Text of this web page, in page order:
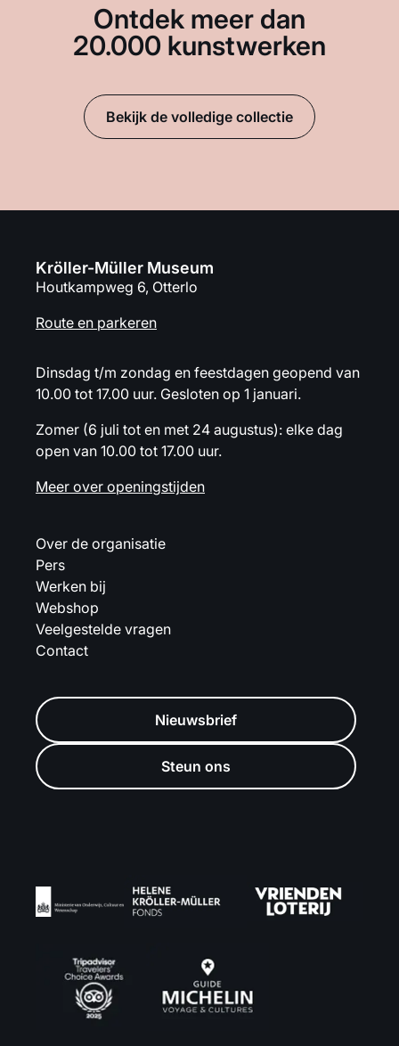
Ontdek meer dan
20.000 kunstwerken
Bekijk de volledige collectie
Kröller-Müller Museum
Houtkampweg 6, Otterlo
Route en parkeren
Dinsdag t/m zondag en feestdagen geopend van
10.00 tot 17.00 uur. Gesloten op 1 januari.
Zomer (6 juli tot en met 24 augustus): elke dag
open van 10.00 tot 17.00 uur.
Meer over openingstijden
Over de organisatie
Pers
Werken bij
Webshop
Veelgestelde vragen
Contact
Nieuwsbrief
Steun ons